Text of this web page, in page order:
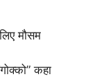
मौसम
कहा